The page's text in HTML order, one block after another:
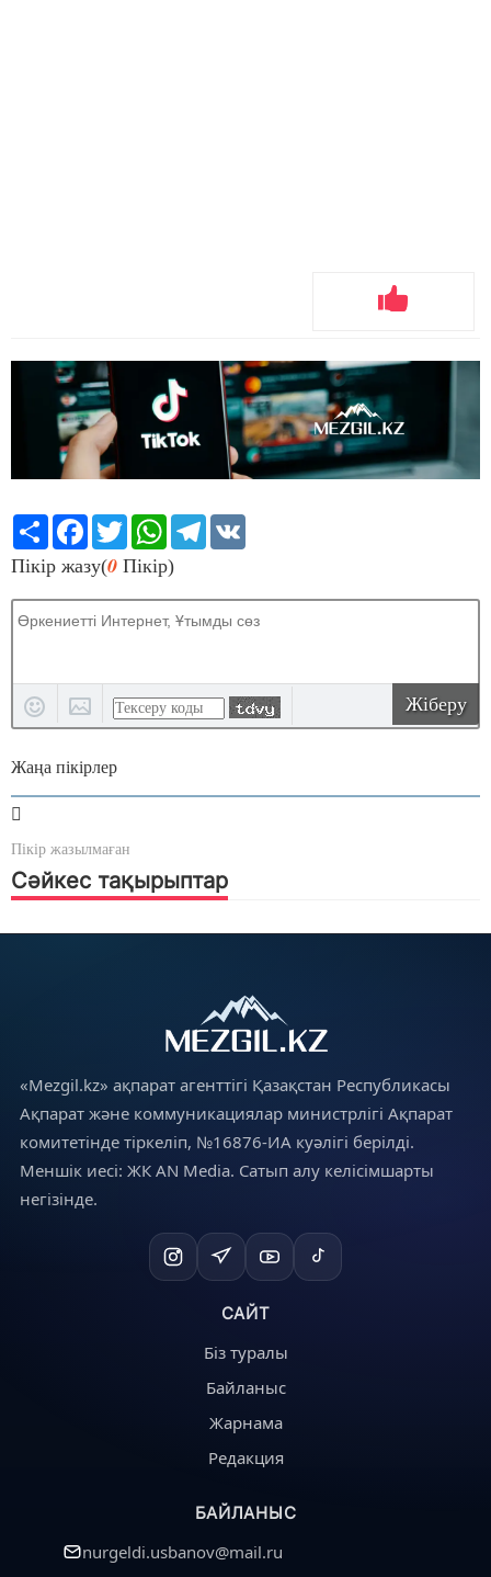
Share Facebook
TwitterWhatsApp
Telegram
Пікір жазу(0 Пікір)
Жіберу
Жаңа пікірлер
Пікір жазылмаған
Сәйкес тақырыптар
«Mezgil.kz» ақпарат агенттігі Қазақстан Республикасы
Ақпарат және коммуникациялар министрлігі Ақпарат
комитетінде тіркеліп, №16876-ИА куәлігі берілді.
Меншік иесі: ЖК AN Media. Сатып алу келісімшарты
негізінде.
САЙТ
Біз туралы
Байланыс
Жарнама
Редакция
БАЙЛАНЫС
nurgeldi.usbanov@mail.ru